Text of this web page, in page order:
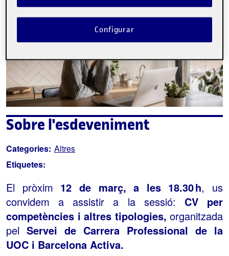
Sobre l'esdeveniment
Categories: Altres
Etiquetes:
El pròxim 12 de març, a les 18.30 h, us
convidem a assistir a la sessió: CV per
competències i altres tipologies, organitzada
pel Servei de Carrera Professional de la
UOC i Barcelona Activa.
Configurar